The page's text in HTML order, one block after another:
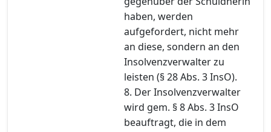
haben, werden
aufgefordert, nicht mehr
an diese, sondern an den
Insolvenzverwalter zu
leisten (§ 28 Abs. 3 InsO).
8. Der Insolvenzverwalter
wird gem. § 8 Abs. 3 InsO
beauftragt, die in dem